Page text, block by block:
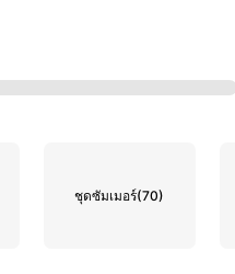
ชุดซัมเมอร์(70)